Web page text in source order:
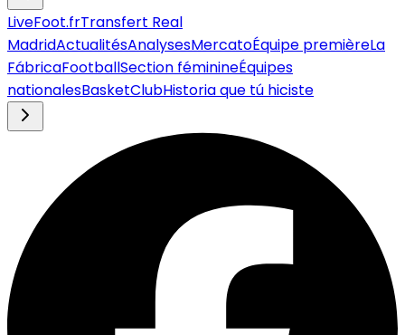
LiveFoot.frTransfert Real
MadridActualitésAnalysesMercatoÉquipe premièreLa
FábricaFootballSection féminineÉquipes
nationalesBasketClubHistoria que tú hiciste